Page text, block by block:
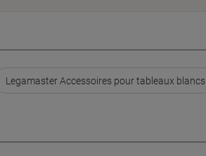
Legamaster Accessoires pour tableaux blancs